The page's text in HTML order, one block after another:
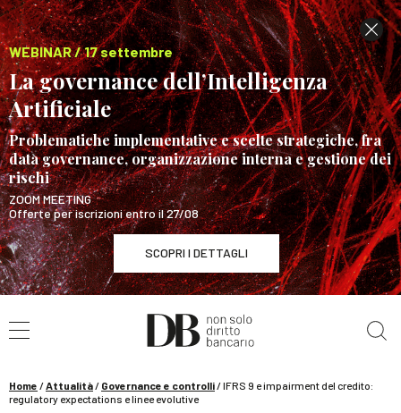
WEBINAR / 17 settembre
La governance dell’Intelligenza
Artificiale
Problematiche implementative e scelte strategiche, fra
data governance, organizzazione interna e gestione dei
rischi
ZOOM MEETING
Offerte per iscrizioni entro il 27/08
SCOPRI I DETTAGLI
WEBINAR / 17 settembre
La governance dell’Intelligenza Artificiale
Home /Attualità/ Governance e controlli/IFRS 9 e impairment del credito:
regulatory expectations e linee evolutive